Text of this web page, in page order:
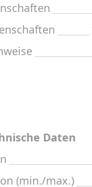
Daten
(min./max.)